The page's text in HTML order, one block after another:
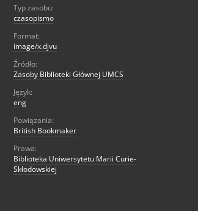
Typ zasobu:
czasopismo
Format:
image/x.djvu
Źródło:
Zasoby Biblioteki Głównej UMCS
Język:
eng
Powiązania:
British Bookmaker
Prawa:
Biblioteka Uniwersytetu Marii Curie-
Skłodowskiej